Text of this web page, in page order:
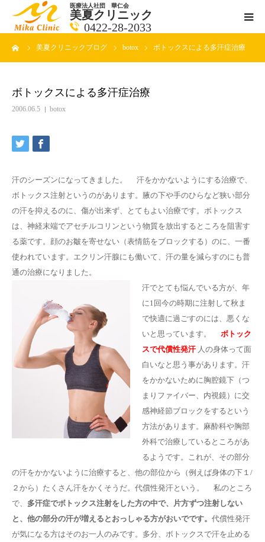
医療法人社団 華仁会
美夏クリニック
0422-28-2033
美夏クリニックブログ botox ボトックスによる多汗症治療
ボトックスによる多汗症治療
2006.06.5 botox
汗のシーズンになってきました。 汗をかかないようにする治療で、
ボトックス注射というのがあります。腋の下や手のひらなど狭い部分
の汗を抑えるのに、傷が出来ず、とてもよい治療です。ボトックス
は、神経末端でアセチルコリンという物質を放出するところを阻害す
る薬です。顔のお皺を寄せない（表情筋をブロックする）のに、一番
使われています。エクリン汗腺にも働いて、汗の量を減らすのにも普
通の治療になりました。
汗でとても悩んでいる方が、年
に1回今の時期に注射して秋ま
で快適に過ごすのには、悪くな
いと思っています。 ボトック
スで代償性発汗 人の身体って面
白いなと思う事があります。汗
をかかないために胸腔鏡下（つ
まりファイバー、内視鏡）に交
感神経節ブロックをするという
方法があります。麻酔科や胸部
外科で治療しているところがあ
るようです。これが、その部分
の汗をかかないように治療すると、他の部位から（例えば身体の下１/
２から）たくさん汗をかくそうだ。代償性発汗という。 私のところ
で、 多汗症でボトックス注射をした方の中で、片方ずつ注射しない
と、他の部分の汗が増えるとおっしゃる方がおいでです。 代償性発汗
が気になる方はそのお一人のみです。多分、ボトックスで汗を止める
医師紹介
アクセス
メールで相談
料金一覧 new